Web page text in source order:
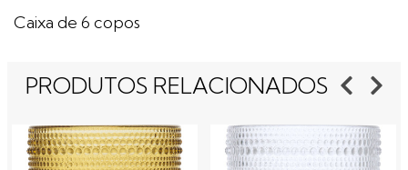
Caixa de 6 copos
PRODUTOS RELACIONADOS